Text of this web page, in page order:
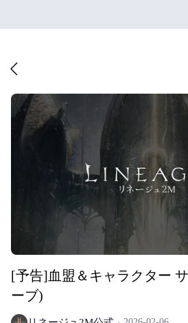
[予告]血盟＆キャラクター
ーブ)